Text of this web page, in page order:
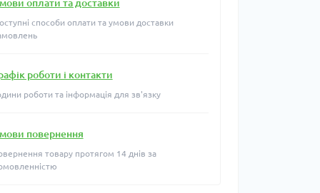
оплати та доставки
способи оплати та умови доставки
роботи і контакти
роботи та інформація для зв'язку
повернення
товару протягом 14 днів за